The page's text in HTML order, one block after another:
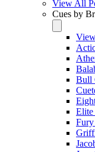
View All
Cues by
Bull
Elite
Fury